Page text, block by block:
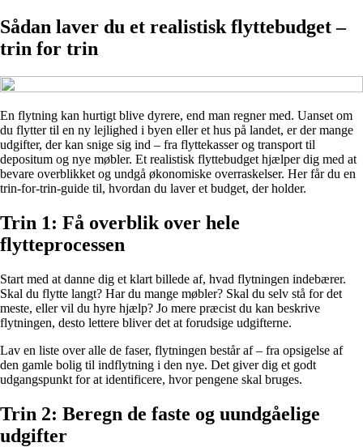
Sådan laver du et realistisk flyttebudget –
trin for trin
En flytning kan hurtigt blive dyrere, end man regner med. Uanset om
du flytter til en ny lejlighed i byen eller et hus på landet, er der mange
udgifter, der kan snige sig ind – fra flyttekasser og transport til
depositum og nye møbler. Et realistisk flyttebudget hjælper dig med at
bevare overblikket og undgå økonomiske overraskelser. Her får du en
trin-for-trin-guide til, hvordan du laver et budget, der holder.
Trin 1: Få overblik over hele
flytteprocessen
Start med at danne dig et klart billede af, hvad flytningen indebærer.
Skal du flytte langt? Har du mange møbler? Skal du selv stå for det
meste, eller vil du hyre hjælp? Jo mere præcist du kan beskrive
flytningen, desto lettere bliver det at forudsige udgifterne.
Lav en liste over alle de faser, flytningen består af – fra opsigelse af
den gamle bolig til indflytning i den nye. Det giver dig et godt
udgangspunkt for at identificere, hvor pengene skal bruges.
Trin 2: Beregn de faste og uundgåelige
udgifter